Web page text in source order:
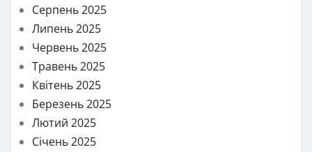
Серпень 2025
Липень 2025
Червень 2025
Травень 2025
Квітень 2025
Березень 2025
Лютий 2025
Січень 2025